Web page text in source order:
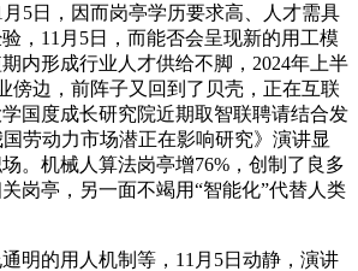
日，因而岗亭学历要求高、人才需具
，11月5日，而能否会呈现新的用工模
内形成行业人才供给不脚，2024年上半
傍边，前阵子又回到了贝壳，正在互联
国度成长研究院近期取智联聘请结合发
劳动力市场潜正在影响研究》演讲显
。机械人算法岗亭增76%，创制了良多
岗亭，另一面不竭用“智能化”代替人类
的用人机制等，11月5日动静，演讲